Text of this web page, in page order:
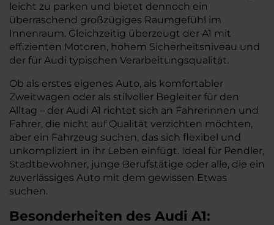
leicht zu parken und bietet dennoch ein
überraschend großzügiges Raumgefühl im
Innenraum. Gleichzeitig überzeugt der A1 mit
effizienten Motoren, hohem Sicherheitsniveau und
der für Audi typischen Verarbeitungsqualität.
Ob als erstes eigenes Auto, als komfortabler
Zweitwagen oder als stilvoller Begleiter für den
Alltag – der Audi A1 richtet sich an Fahrerinnen und
Fahrer, die nicht auf Qualität verzichten möchten,
aber ein Fahrzeug suchen, das sich flexibel und
unkompliziert in ihr Leben einfügt. Ideal für Pendler,
Stadtbewohner, junge Berufstätige oder alle, die ein
zuverlässiges Auto mit dem gewissen Etwas
suchen.
Besonderheiten des Audi A1: